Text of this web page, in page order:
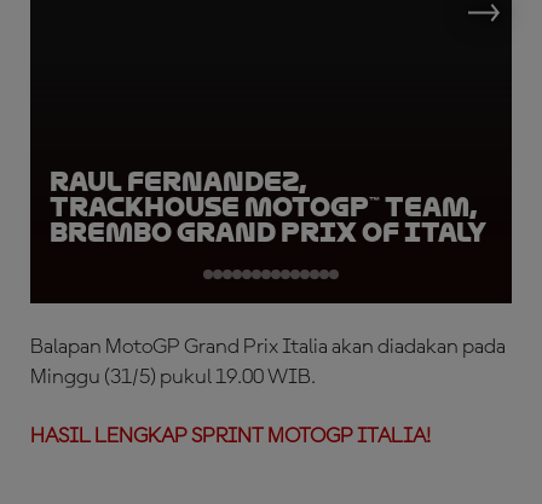
Raul Fernandez,
Trackhouse MotoGP™ Team,
Brembo Grand Prix of Italy
Balapan MotoGP Grand Prix Italia akan diadakan pada
Minggu (31/5) pukul 19.00 WIB.
HASIL LENGKAP SPRINT MOTOGP ITALIA!